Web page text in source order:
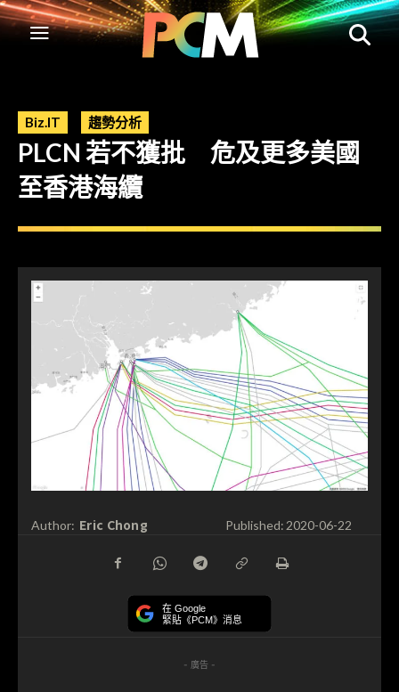
Biz.IT 趨勢分析
PLCN 若不獲批 危及更多美國
至香港海纜
Author: Eric Chong Published:2020-06-22
在 Google
緊貼《PCM》消息
- 廣告 -